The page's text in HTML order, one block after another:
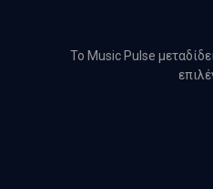
Το Music Pulse